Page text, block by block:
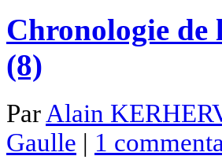
Chronologie de
(8)
ParAlain
Gaulle | 1